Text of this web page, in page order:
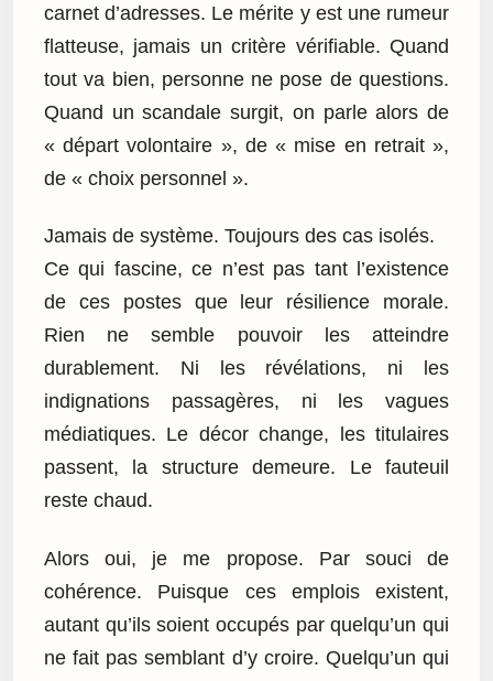
carnet d’adresses. Le mérite y est une rumeur
flatteuse, jamais un critère vérifiable. Quand
tout va bien, personne ne pose de questions.
Quand un scandale surgit, on parle alors de
« départ volontaire », de « mise en retrait »,
de « choix personnel ».
Jamais de système. Toujours des cas isolés.
Ce qui fascine, ce n’est pas tant l’existence
de ces postes que leur résilience morale.
Rien ne semble pouvoir les atteindre
durablement. Ni les révélations, ni les
indignations passagères, ni les vagues
médiatiques. Le décor change, les titulaires
passent, la structure demeure. Le fauteuil
reste chaud.
Alors oui, je me propose. Par souci de
cohérence. Puisque ces emplois existent,
autant qu’ils soient occupés par quelqu’un qui
ne fait pas semblant d’y croire. Quelqu’un qui